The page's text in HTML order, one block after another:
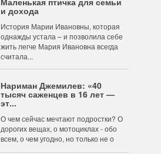
и дохода
История Марии Ивановны, которая
однажды устала – и позволила себе
жить легче Мария Ивановна всегда
считала...
Нариман Джемилев: «40
тысяч саженцев в 16 лет —
эт...
О чем сейчас мечтают подростки? О
дорогих вещах, о мотоциклах - обо
всем, о чем угодно, но только не о